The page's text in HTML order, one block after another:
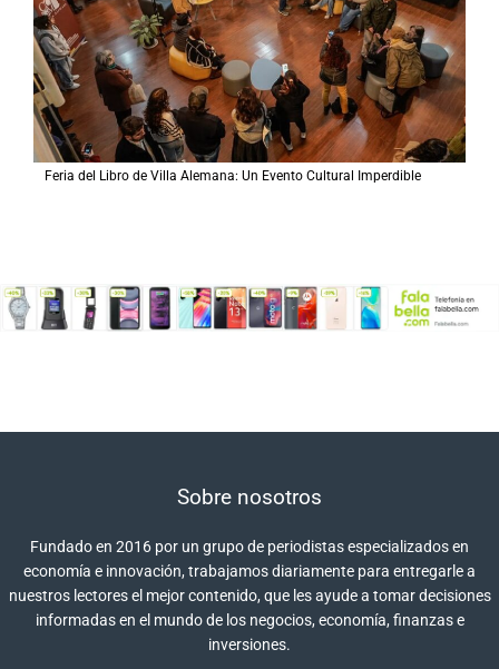
Feria del Libro de Villa Alemana: Un Evento Cultural Imperdible
Sobre nosotros
Fundado en 2016 por un grupo de periodistas especializados en
economía e innovación, trabajamos diariamente para entregarle a
nuestros lectores el mejor contenido, que les ayude a tomar decisiones
informadas en el mundo de los negocios, economía, finanzas e
inversiones.